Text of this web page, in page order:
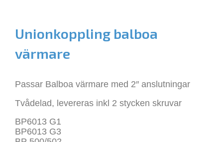
Unionkoppling balboa
värmare
Passar Balboa värmare med 2″ anslutningar
Tvådelad, levereras inkl 2 stycken skruvar
BP6013 G1
BP6013 G3